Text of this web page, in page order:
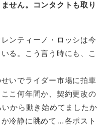
せん。コンタクトも取り
ンティーノ・ロッシは今
る。こう言う時にも、こ
いでライダー市場に拍車
こ何年間か、契約更改の
から動き始めてましたか
冷静に眺めて…各ポスト